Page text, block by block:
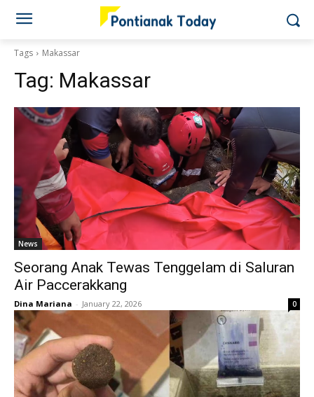
Tags Makassar
Tag: Makassar
News
Seorang Anak Tewas Tenggelam di Saluran
Air Paccerakkang
Dina Mariana - January 22, 2026 0